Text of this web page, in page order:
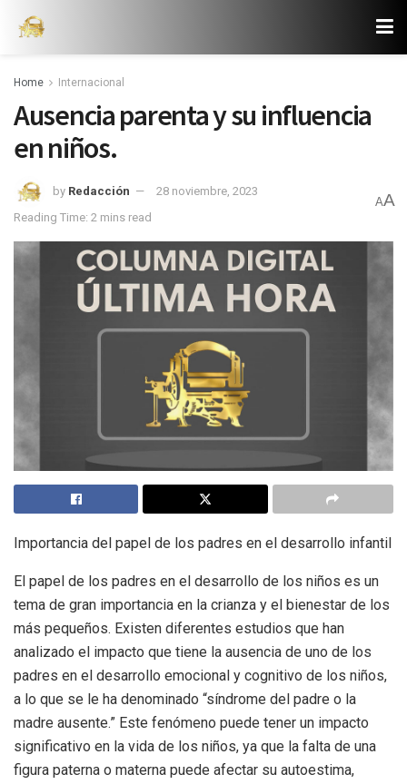
Home Internacional
Ausencia parenta y su influencia
en niños.
by Redacción
28 noviembre, 2023
Reading Time: 2 mins read
AA
Importancia del papel de los padres en el desarrollo infantil
El papel de los padres en el desarrollo de los niños es un
tema de gran importancia en la crianza y el bienestar de los
más pequeños. Existen diferentes estudios que han
analizado el impacto que tiene la ausencia de uno de los
padres en el desarrollo emocional y cognitivo de los niños,
a lo que se le ha denominado “síndrome del padre o la
madre ausente.” Este fenómeno puede tener un impacto
significativo en la vida de los niños, ya que la falta de una
figura paterna o materna puede afectar su autoestima,